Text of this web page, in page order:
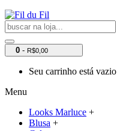
0 - R$0,00
Seu carrinho está vazio
Menu
Looks Marluce +
Blusa +